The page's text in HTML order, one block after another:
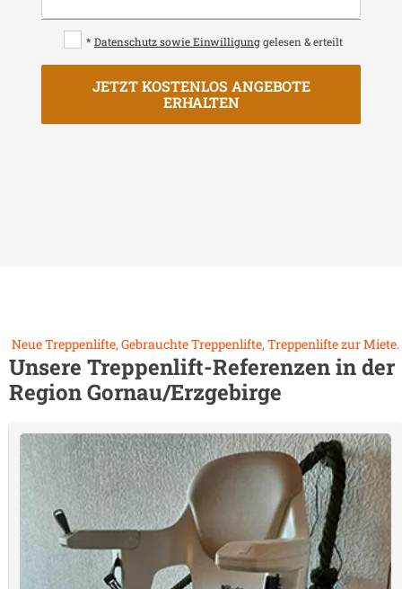
* Datenschutz sowie Einwilligung gelesen & erteilt
JETZT KOSTENLOS ANGEBOTE
ERHALTEN
Neue Treppenlifte, Gebrauchte Treppenlifte, Treppenlifte zur Miete.
Unsere Treppenlift-Referenzen in der
RegionGornau/Erzgebirge